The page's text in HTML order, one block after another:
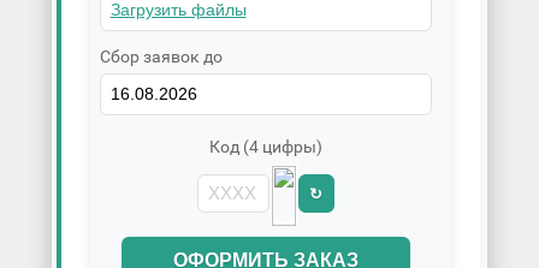
Сбор заявок до
Код (4 цифры)
↻
ОФОРМИТЬ ЗАКАЗ